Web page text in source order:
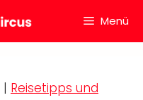
Menü
| Reisetipps und